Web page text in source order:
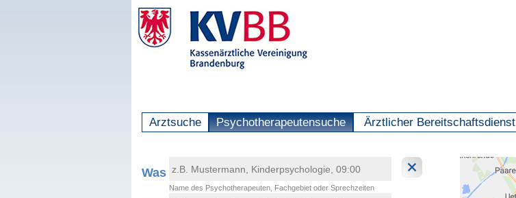
Arztsuche Psychotherapeutensuche Ärztlicher Bereitschaftsdienst
Was
Name des Psychotherapeuten, Fachgebiet oder Sprechzeiten